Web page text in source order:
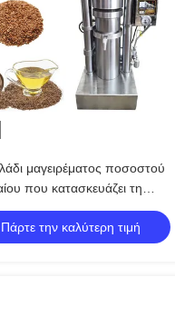
μαγειρέματος ποσοστού
που κατασκευάζει τη
μηχανή εξαγωγής λαδιού 380V
Πάρτε την καλύτερη τιμή